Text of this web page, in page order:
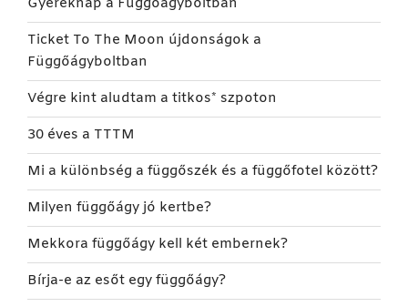
Gyereknap a Függőágyboltban
Ticket To The Moon újdonságok a
Függőágyboltban
Végre kint aludtam a titkos* szpoton
30 éves a TTTM
Mi a különbség a függőszék és a függőfotel között?
Milyen függőágy jó kertbe?
Mekkora függőágy kell két embernek?
Bírja-e az esőt egy függőágy?